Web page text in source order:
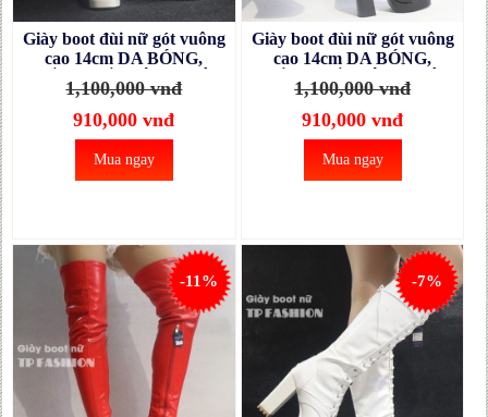
Giày boot đùi nữ gót vuông
cao 14cm DA BÓNG,
CHẮC CHẮN, ÔM CHÂN
màu trắng GCC131B
1,100,000 vnđ
910,000 vnđ
Mua ngay
Giày boot đùi nữ gót vuông
cao 14cm DA BÓNG,
CHẮC CHẮN, ÔM CHÂN
màu đen GCC131A
1,100,000 vnđ
910,000 vnđ
Mua ngay
-11% -7%